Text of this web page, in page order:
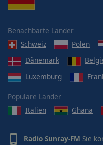
Benachbarte Länder
Schweiz
Polen
Dänemark
Luxemburg
Populäre Länder
Italien
Ghana
Radio Sunray-FM Sie